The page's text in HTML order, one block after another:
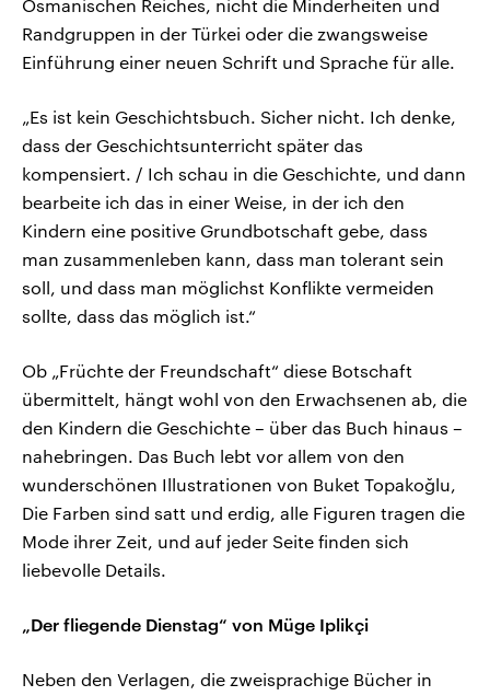
Osmanischen Reiches, nicht die Minderheiten und
Randgruppen in der Türkei oder die zwangsweise
Einführung einer neuen Schrift und Sprache für alle.
„Es ist kein Geschichtsbuch. Sicher nicht. Ich denke,
dass der Geschichtsunterricht später das
kompensiert. / Ich schau in die Geschichte, und dann
bearbeite ich das in einer Weise, in der ich den
Kindern eine positive Grundbotschaft gebe, dass
man zusammenleben kann, dass man tolerant sein
soll, und dass man möglichst Konflikte vermeiden
sollte, dass das möglich ist.“
Ob „Früchte der Freundschaft“ diese Botschaft
übermittelt, hängt wohl von den Erwachsenen ab, die
den Kindern die Geschichte – über das Buch hinaus –
nahebringen. Das Buch lebt vor allem von den
wunderschönen Illustrationen von Buket Topakoğlu,
Die Farben sind satt und erdig, alle Figuren tragen die
Mode ihrer Zeit, und auf jeder Seite finden sich
liebevolle Details.
„Der fliegende Dienstag“ von Müge Iplikçi
Neben den Verlagen, die zweisprachige Bücher in